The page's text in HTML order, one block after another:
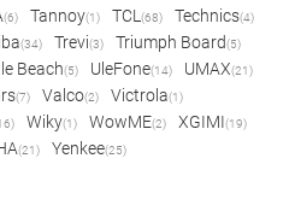
(6) Tannoy(1) TCL (68) Technics(4)
(34) Trevi(3) Triumph Board(5)
Beach(5) UleFone(14) UMAX(21)
(7) Valco(2) Victrola(1)
Wiky(1) WowME(2) XGIMI(19)
(21) Yenkee(25)